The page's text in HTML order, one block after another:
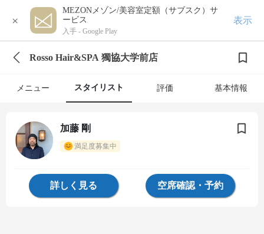
×
MEZONメゾン/美容室定額（サブスク）サ
ービス
入手 - Google Play
表示
Rosso Hair&SPA 獨協大学前店
メニュー スタイリスト 評価 基本情報
加藤 剛
満足度募集中
詳しく見る 空席確認・予約